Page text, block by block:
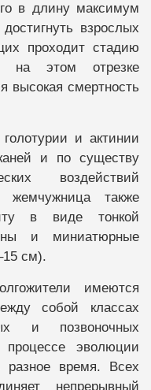
в длину максимум
взрослых
проходит стадию
на этом отрезке
высокая смертность
и актинии
и по существу
воздействий
жемчужница также
в виде тонкой
и миниатюрные
см).
имеются
собой классах
и позвоночных
эволюции
время. Всех
непрерывный